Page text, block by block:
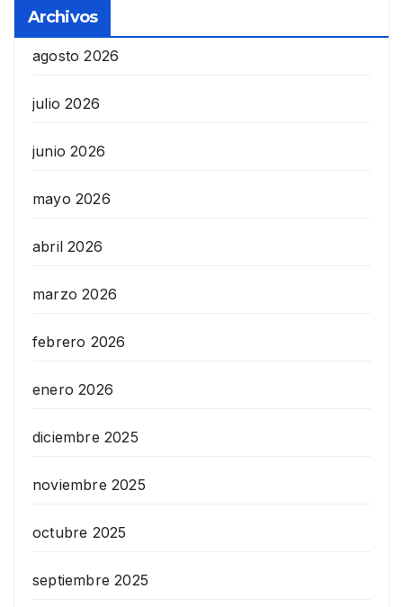
Archivos
agosto 2026
julio 2026
junio 2026
mayo 2026
abril 2026
marzo 2026
febrero 2026
enero 2026
diciembre 2025
noviembre 2025
octubre 2025
septiembre 2025